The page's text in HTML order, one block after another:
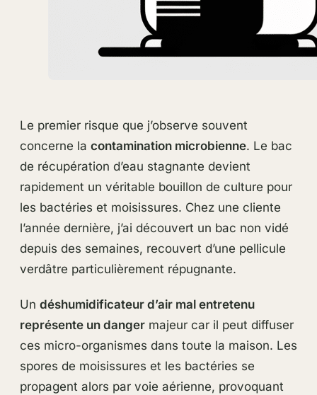
Le premier risque que j’observe souvent
concerne la contamination microbienne. Le bac
de récupération d’eau stagnante devient
rapidement un véritable bouillon de culture pour
les bactéries et moisissures. Chez une cliente
l’année dernière, j’ai découvert un bac non vidé
depuis des semaines, recouvert d’une pellicule
verdâtre particulièrement répugnante.
Un déshumidificateur d’air mal entretenu
représente un dangermajeur car il peut diffuser
ces micro-organismes dans toute la maison. Les
spores de moisissures et les bactéries se
propagent alors par voie aérienne, provoquant